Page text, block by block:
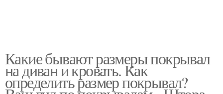
Какие бывают размеры покрывал
на диван и кровать. Как
определить размер покрывал?